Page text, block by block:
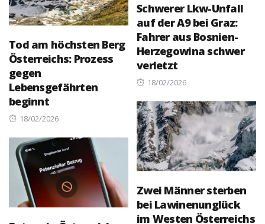
Schwerer Lkw-Unfall
auf der A9 bei Graz:
Fahrer aus Bosnien-
Herzegowina schwer
verletzt
Posted
18/02/2026
Tod am höchsten Berg
Österreichs: Prozess
gegen
Lebensgefährten
beginnt
Posted
18/02/2026
Zwei Männer sterben
bei Lawinenunglück
im Westen Österreichs